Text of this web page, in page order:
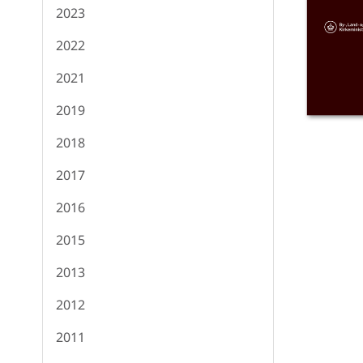
2023
2022
2021
2019
2018
2017
2016
2015
2013
2012
2011